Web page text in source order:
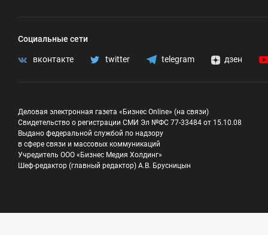
Социальные сети
вконтакте twitter telegram дзен
Деловая электронная газета «Бизнес Online» (на связи)
Свидетельство о регистрации СМИ Эл №ФС 77-33484 от 15.10.08
Выдано федеральной службой по надзору
в сфере связи и массовых коммуникаций
Учредитель ООО «Бизнес Медия Холдинг»
Шеф-редактор (главный редактор) А.В. Брусницын